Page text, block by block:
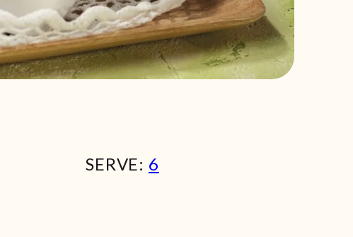
SERVE: 6